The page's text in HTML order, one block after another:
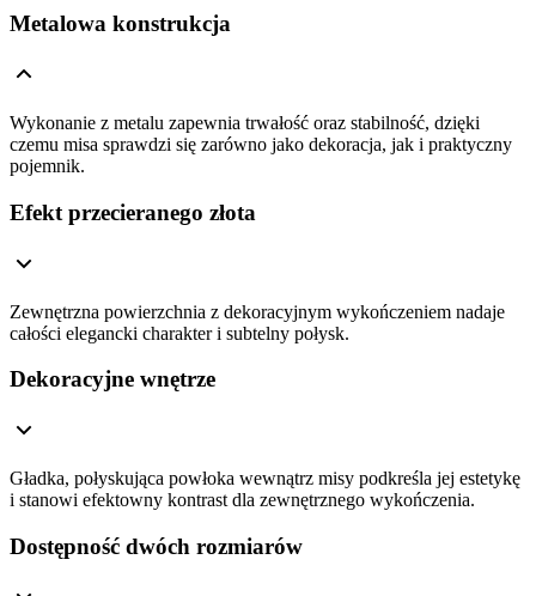
Metalowa konstrukcja
Wykonanie z metalu zapewnia trwałość oraz stabilność, dzięki
czemu misa sprawdzi się zarówno jako dekoracja, jak i praktyczny
pojemnik.
Efekt przecieranego złota
Zewnętrzna powierzchnia z dekoracyjnym wykończeniem nadaje
całości elegancki charakter i subtelny połysk.
Dekoracyjne wnętrze
Gładka, połyskująca powłoka wewnątrz misy podkreśla jej estetykę
i stanowi efektowny kontrast dla zewnętrznego wykończenia.
Dostępność dwóch rozmiarów